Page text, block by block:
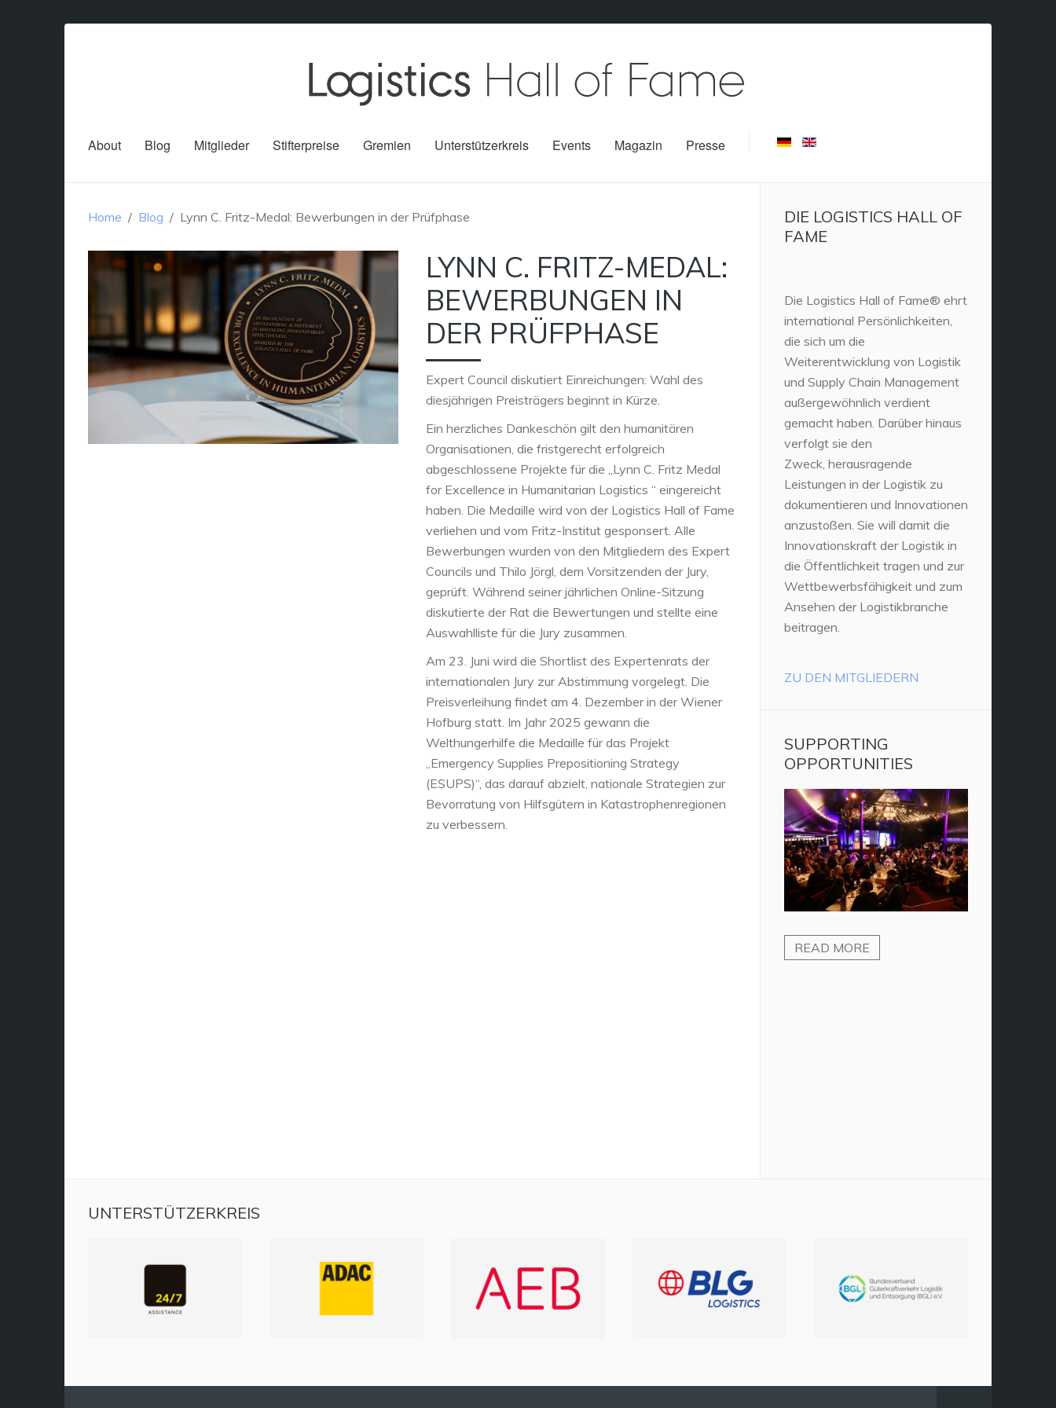
About Blog Mitglieder Stifterpreise Gremien Unterstützerkreis Events Magazin Presse
Home Blog Lynn C. Fritz-Medal: Bewerbungen in der Prüfphase
LYNN C. FRITZ-MEDAL:
BEWERBUNGEN IN
DER PRÜFPHASE
Expert Council diskutiert Einreichungen: Wahl des
diesjährigen Preisträgers beginnt in Kürze.
Ein herzliches Dankeschön gilt den humanitären
Organisationen, die fristgerecht erfolgreich
abgeschlossene Projekte für die „Lynn C. Fritz Medal
for Excellence in Humanitarian Logistics “ eingereicht
haben. Die Medaille wird von der Logistics Hall of Fame
verliehen und vom Fritz-Institut gesponsert. Alle
Bewerbungen wurden von den Mitgliedern des Expert
Councils und Thilo Jörgl, dem Vorsitzenden der Jury,
geprüft. Während seiner jährlichen Online-Sitzung
diskutierte der Rat die Bewertungen und stellte eine
Auswahlliste für die Jury zusammen.
Am 23. Juni wird die Shortlist des Expertenrats der
internationalen Jury zur Abstimmung vorgelegt. Die
Preisverleihung findet am 4. Dezember in der Wiener
Hofburg statt. Im Jahr 2025 gewann die
Welthungerhilfe die Medaille für das Projekt
„Emergency Supplies Prepositioning Strategy
(ESUPS)“, das darauf abzielt, nationale Strategien zur
Bevorratung von Hilfsgütern in Katastrophenregionen
zu verbessern.
DIE LOGISTICS HALL OF
FAME
Die Logistics Hall of Fame® ehrt
international Persönlichkeiten,
die sich um die
Weiterentwicklung von Logistik
und Supply Chain Management
außergewöhnlich verdient
gemacht haben. Darüber hinaus
verfolgt sie den
Zweck, herausragende
Leistungen in der Logistik zu
dokumentieren und Innovationen
anzustoßen. Sie will damit die
Innovationskraft der Logistik in
die Öffentlichkeit tragen und zur
Wettbewerbsfähigkeit und zum
Ansehen der Logistikbranche
beitragen.
ZU DEN MITGLIEDERN
SUPPORTING
OPPORTUNITIES
READ MORE
UNTERSTÜTZERKREIS